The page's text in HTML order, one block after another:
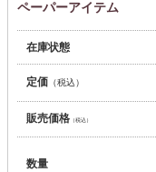
ペーパーアイテム
在庫状態
定価（税込）
販売価格（税込）
数量